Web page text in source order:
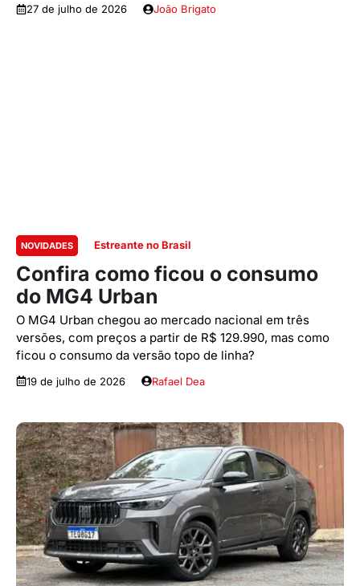
27 de julho de 2026 João Brigato
NOVIDADES Estreante no Brasil
Confira como ficou o consumo
do MG4 Urban
O MG4 Urban chegou ao mercado nacional em três
versões, com preços a partir de R$ 129.990, mas como
ficou o consumo da versão topo de linha?
19 de julho de 2026 Rafael Dea